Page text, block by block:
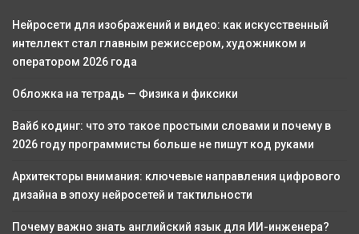
Нейросети для изображений и видео: как искусственный
интеллект стал главным режиссером, художником и
оператором 2026 года
Обложка на тетрадь — Физика и фиксики
Вайб кодинг: что это такое простыми словами и почему в
2026 году программисты больше не пишут код руками
Архитекторы внимания: ключевые направления цифрового
дизайна в эпоху нейросетей и тактильности
Почему важно знать английский язык для ИИ-инженера?